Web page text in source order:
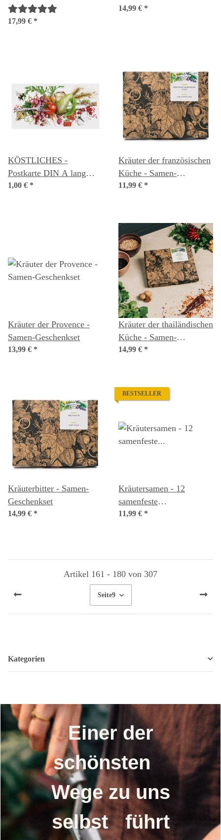
17,99 € *
14,99 € *
KÖSTLICHES -
Postkarte DIN A lang
(10,5 x 21 cm)
1,00 € *
Kräuter der französischen
Küche - Samen-
Geschenkset
11,99 € *
Kräuter der Provence -
Samen-Geschenkset
13,99 € *
Kräuter der thailändischen
Küche - Samen-
Geschenkset
14,99 € *
Kräuterbitter - Samen-
Geschenkset
14,99 € *
BESTSELLER
Kräutersamen - 12
samenfeste
Küchenkräutersorten -
11,99 € *
Artikel 161 - 180 von 307
Seite9
Kategorien
Einer der
schönsten
Wege zu uns
selbst führt